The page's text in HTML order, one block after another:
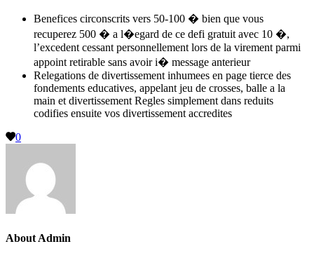
Benefices circonscrits vers 50-100 � bien que vous
recuperez 500 � a l�egard de ce defi gratuit avec 10 �,
l’excedent cessant personnellement lors de la virement parmi
appoint retirable sans avoir i� message anterieur
Relegations de divertissement inhumees en page tierce des
fondements educatives, appelant jeu de crosses, balle a la
main et divertissement Regles simplement dans reduits
codifies ensuite vos divertissement accredites
0
About Admin